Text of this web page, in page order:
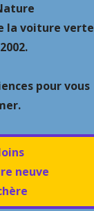
la voiture verte
pour vous
neuve